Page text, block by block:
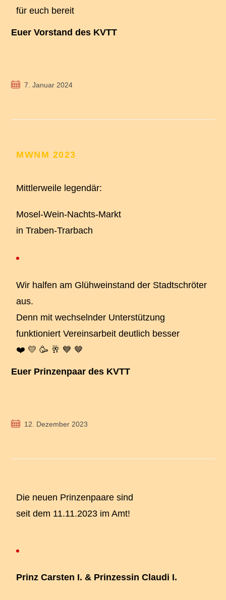
für euch bereit
Euer Vorstand des KVTT
7. Januar 2024
MWNM 2023
Mittlerweile legendär:
Mosel-Wein-Nachts-Markt
in Traben-Trarbach
Wir halfen am Glühweinstand der Stadtschröter
aus.
Denn mit wechselnder Unterstützung
funktioniert Vereinsarbeit deutlich besser
❤️ 💛 🥳 🥂 💙 🤎
Euer Prinzenpaar des KVTT
12. Dezember 2023
Die neuen Prinzenpaare sind
seit dem 11.11.2023 im Amt!
Prinz Carsten I. & Prinzessin Claudi I.